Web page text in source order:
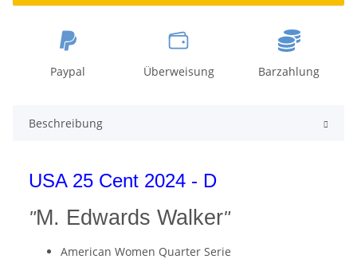
Paypal Überweisung Barzahlung
Beschreibung
USA 25 Cent 2024 - D
"M. Edwards Walker"
American Women Quarter Serie